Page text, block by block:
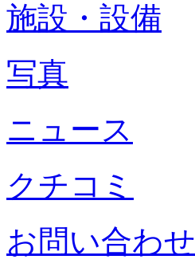
施設・設備
写真
ニュース
クチコミ
お問い合わせ